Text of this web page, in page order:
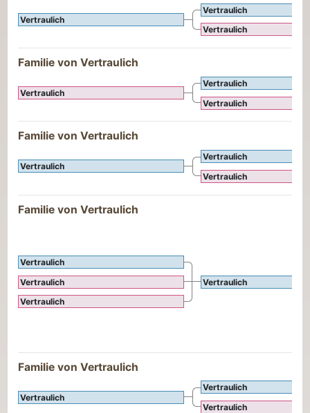
Vertraulich
Vertraulich
Vertraulich
Familie von Vertraulich
Vertraulich
Vertraulich
Vertraulich
Familie von Vertraulich
Vertraulich
Vertraulich
Vertraulich
Familie von Vertraulich
Vertraulich
Vertraulich
Vertraulich
Vertraulich
Familie von Vertraulich
Vertraulich
Vertraulich
Vertraulich